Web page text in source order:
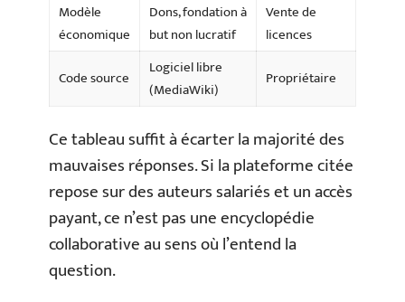
Modèle
économique
Dons, fondation à
but non lucratif
Vente de
licences
Code source
Logiciel libre
(MediaWiki)
Propriétaire
Ce tableau suffit à écarter la majorité des
mauvaises réponses. Si la plateforme citée
repose sur des auteurs salariés et un accès
payant, ce n’est pas une encyclopédie
collaborative au sens où l’entend la
question.